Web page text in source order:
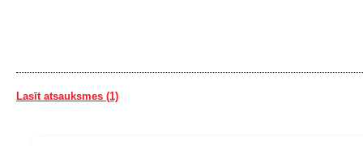
Lasīt atsauksmes (1)